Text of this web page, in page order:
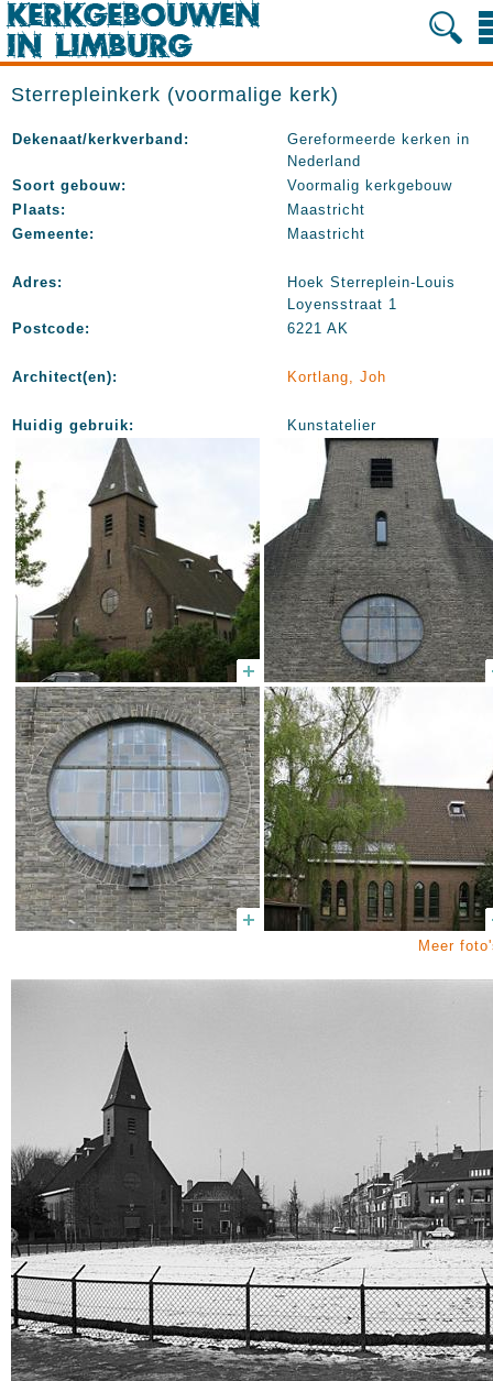
Sterrepleinkerk (voormalige kerk)
Dekenaat/kerkverband:
Gereformeerde kerken in
Nederland
Soort gebouw:
Voormalig kerkgebouw
Plaats:
Maastricht
Gemeente:
Maastricht
Adres:
Hoek Sterreplein-Louis
Loyensstraat 1
Postcode:
6221 AK
Architect(en): Kortlang, Joh
Huidig gebruik: Kunstatelier
Meer